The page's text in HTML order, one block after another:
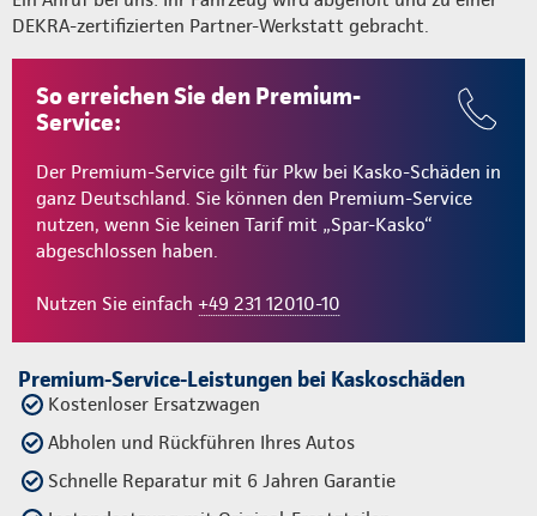
DEKRA-zertifizierten Partner-Werkstatt gebracht.
So erreichen Sie den Premium-
Service:
Der Premium-Service gilt für Pkw bei Kasko-Schäden in
ganz Deutschland. Sie können den Premium-Service
nutzen, wenn Sie keinen Tarif mit „Spar-Kasko“
abgeschlossen haben.
Nutzen Sie einfach +49 231 12010-10
Premium-Service-Leistungen bei Kaskoschäden
Kostenloser Ersatzwagen
Abholen und Rückführen Ihres Autos
Schnelle Reparatur mit 6 Jahren Garantie